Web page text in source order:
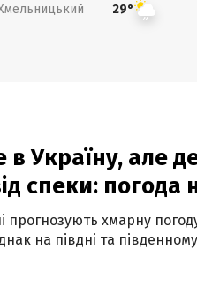
29°
Україну, але
спеки: погода
прогнозують хмарну
на півдні та